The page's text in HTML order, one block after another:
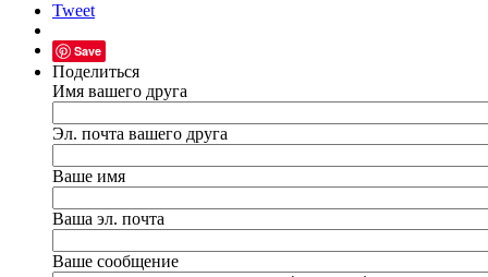
Tweet
Save
Поделиться
Имя вашего друга
Эл. почта вашего друга
Ваше имя
Ваша эл. почта
Ваше сообщение